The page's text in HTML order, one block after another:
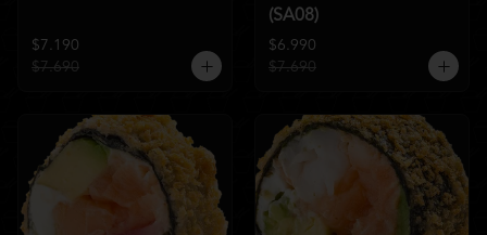
$7.190
$7.690
(SA08)
$6.990
$7.690